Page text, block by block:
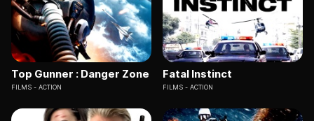
Top Gunner : Danger Zone
FILMS ACTION
Fatal Instinct
FILMS ACTION